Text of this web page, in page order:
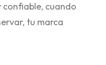
cuando
tu marca